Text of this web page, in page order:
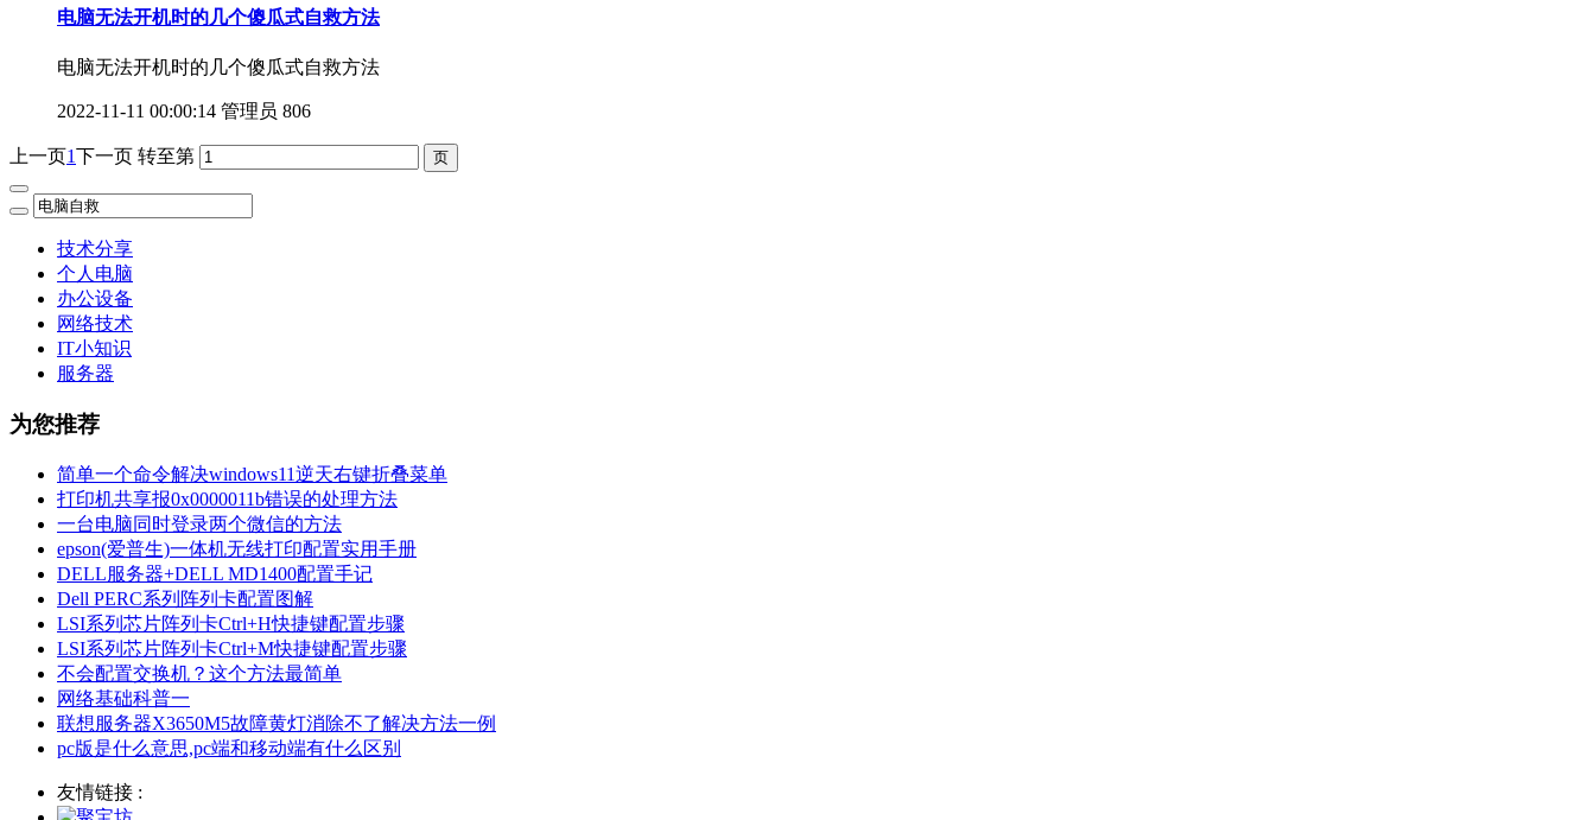
电脑无法开机时的几个傻瓜式自救方法
电脑无法开机时的几个傻瓜式自救方法
2022-11-11 00:00:14 管理员 806
上一页1下一页 转至第
技术分享
个人电脑
办公设备
网络技术
IT小知识
服务器
为您推荐
简单一个命令解决windows11逆天右键折叠菜单
打印机共享报0x0000011b错误的处理方法
一台电脑同时登录两个微信的方法
epson(爱普生)一体机无线打印配置实用手册
DELL服务器+DELL MD1400配置手记
Dell PERC系列阵列卡配置图解
LSI系列芯片阵列卡Ctrl+H快捷键配置步骤
LSI系列芯片阵列卡Ctrl+M快捷键配置步骤
不会配置交换机？这个方法最简单
网络基础科普一
联想服务器X3650M5故障黄灯消除不了解决方法一例
pc版是什么意思,pc端和移动端有什么区别
友情链接 :